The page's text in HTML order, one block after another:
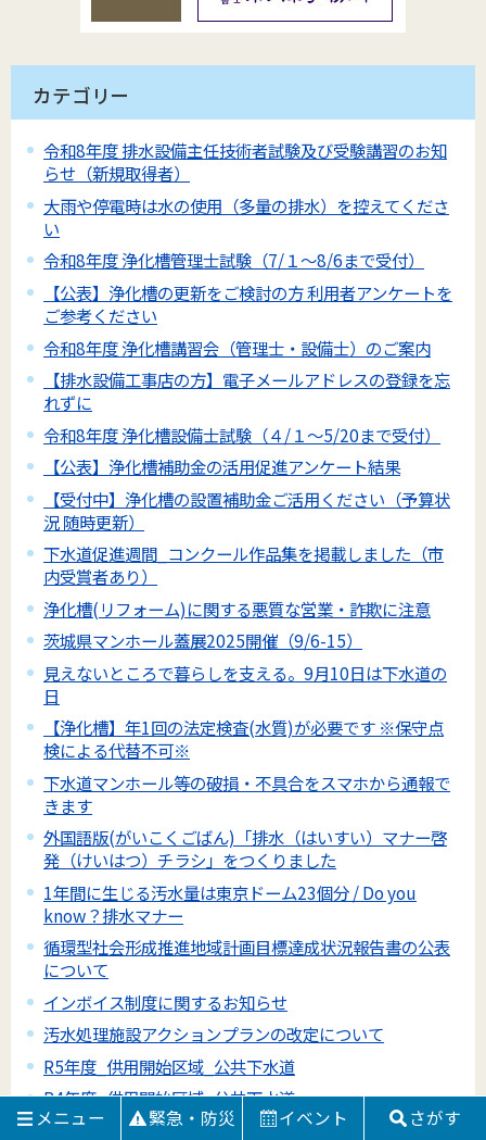
カテゴリー
令和8年度 排水設備主任技術者試験及び受験講習のお知
らせ（新規取得者）
大雨や停電時は水の使用（多量の排水）を控えてくださ
い
令和8年度 浄化槽管理士試験（7/１～8/6まで受付）
【公表】浄化槽の更新をご検討の方 利用者アンケートを
ご参考ください
令和8年度 浄化槽講習会（管理士・設備士）のご案内
【排水設備工事店の方】電子メールアドレスの登録を忘
れずに
令和8年度 浄化槽設備士試験（４/１～5/20まで受付）
【公表】浄化槽補助金の活用促進アンケート結果
【受付中】浄化槽の設置補助金ご活用ください（予算状
況 随時更新）
下水道促進週間_コンクール作品集を掲載しました（市
内受賞者あり）
浄化槽(リフォーム)に関する悪質な営業・詐欺に注意
茨城県マンホール蓋展2025開催（9/6-15）
見えないところで暮らしを支える。9月10日は下水道の
日
【浄化槽】年1回の法定検査(水質)が必要です ※保守点
検による代替不可※
下水道マンホール等の破損・不具合をスマホから通報で
きます
外国語版(がいこくごばん)「排水（はいすい）マナー啓
発（けいはつ）チラシ」をつくりました
1年間に生じる汚水量は東京ドーム23個分 / Do you
know？排水マナー
循環型社会形成推進地域計画目標達成状況報告書の公表
について
インボイス制度に関するお知らせ
汚水処理施設アクションプランの改定について
R5年度_供用開始区域_公共下水道
R4年度_供用開始区域_公共下水道
井戸水を使用する場合の下水道使用料
メニュー 緊急・防災 イベント さがす